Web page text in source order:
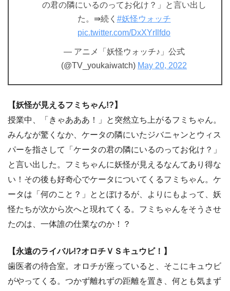
の君の隣にいるのってお化け？」と言い出し
た。⇛続く #妖怪ウォッチ
pic.twitter.com/DxXYrIlfdo
— アニメ「妖怪ウォッチ♪」公式
(@TV_youkaiwatch) May 20, 2022
【妖怪が見えるフミちゃん!?】
授業中、「きゃあああ！」と突然立ち上がるフミちゃん。
みんなが驚くなか、ケータの隣にいたジバニャンとウィス
パーを指さして「ケータの君の隣にいるのってお化け？」
と言い出した。フミちゃんに妖怪が見えるなんてあり得な
い！その後も好奇心でケータについてくるフミちゃん。ケ
ータは「何のこと？」ととぼけるが、よりにもよって、妖
怪たちが次から次へと現れてくる。フミちゃんをそうさせ
たのは、一体誰の仕業なのか！？
【永遠のライバル!?オロチＶＳキュウビ！】
歯医者の待合室。オロチが座っていると、そこにキュウビ
がやってくる。つかず離れずの距離を置き、何とも気まず